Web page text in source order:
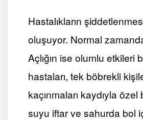
Hastalıkların
oluşuyor. Normal
Açlığın ise olumlu etkileri
hastaları, tek böbrekli
kaçınmaları kaydıyla
suyu iftarve sahurda bol